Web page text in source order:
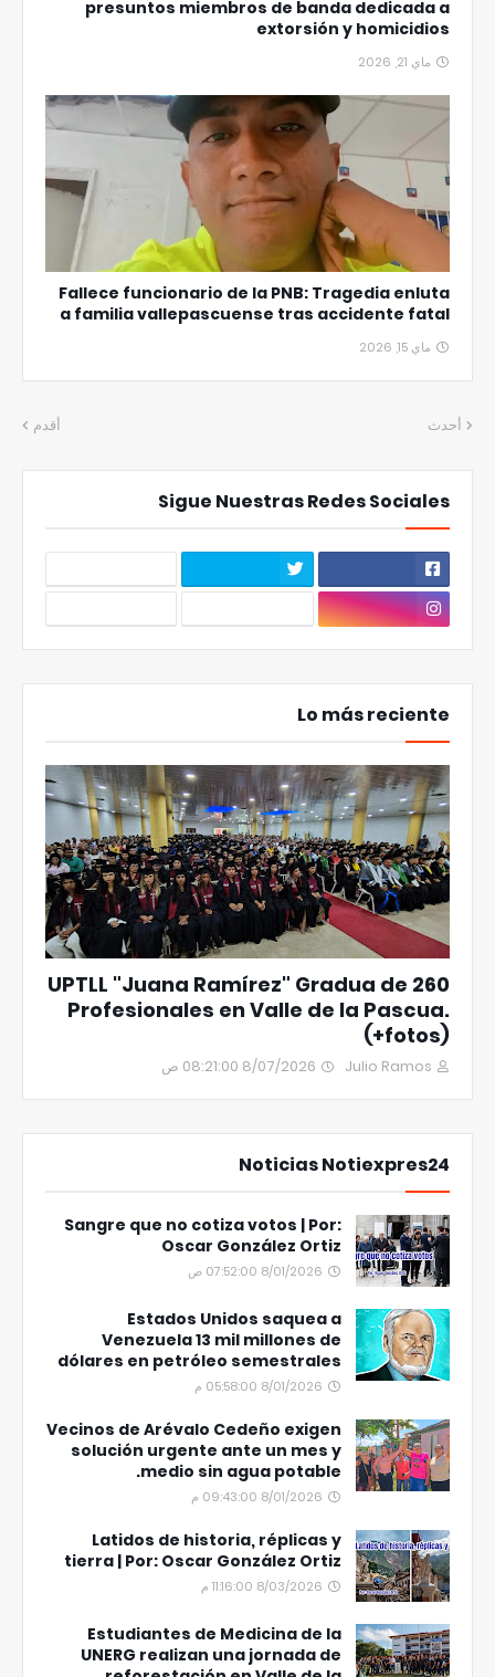
presuntos miembros de banda dedicada a
extorsión y homicidios
ماي 21, 2026
Fallece funcionario de la PNB: Tragedia enluta
a familia vallepascuense tras accidente fatal
ماي 15, 2026
أحدث أقدم
Sigue Nuestras Redes Sociales
Lo más reciente
UPTLL "Juana Ramírez" Gradua de 260
Profesionales en Valle de la Pascua.
(+fotos)
Julio Ramos 8/07/2026 08:21:00 ص
Noticias Notiexpres24
Sangre que no cotiza votos | Por:
Oscar González Ortiz
8/01/2026 07:52:00 ص
Estados Unidos saquea a
Venezuela 13 mil millones de
dólares en petróleo semestrales
8/01/2026 05:58:00 م
Vecinos de Arévalo Cedeño exigen
solución urgente ante un mes y
medio sin agua potable.
8/01/2026 09:43:00 م
Latidos de historia, réplicas y
tierra | Por: Oscar González Ortiz
8/03/2026 11:16:00 م
Estudiantes de Medicina de la
UNERG realizan una jornada de